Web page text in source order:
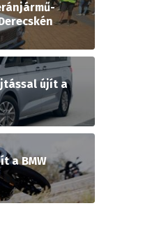
újít a
a BMW